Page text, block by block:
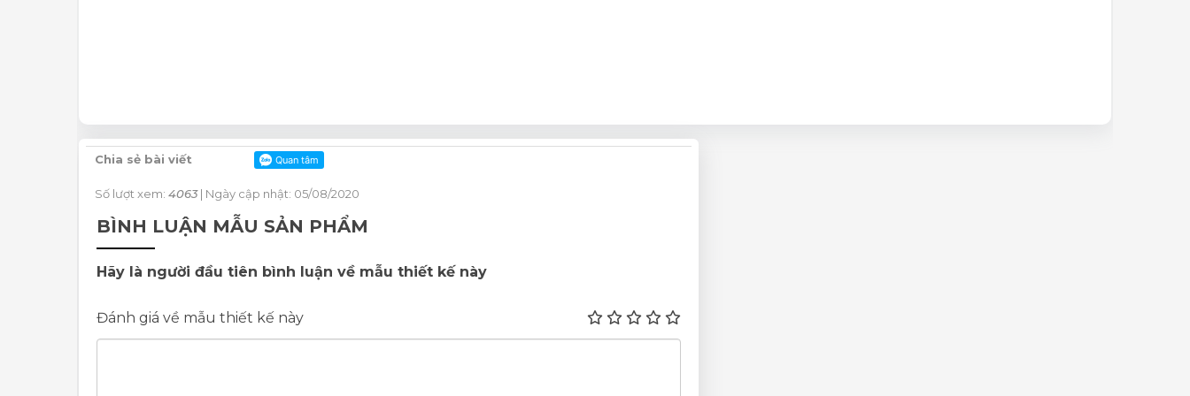
Chia sẻ bài viết
Số lượt xem: 4063| Ngày cập nhật: 05/08/2020
BÌNH LUẬN MẪU SẢN PHẨM
Hãy là người đầu tiên bình luận về mẫu thiết kế này
Đánh giá về mẫu thiết kế này